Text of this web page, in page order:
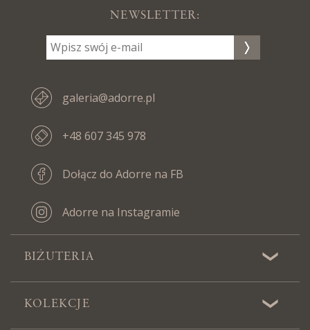
NEWSLETTER:
galeria@adorre.pl
+48 607 345 978
Dołącz do Adorre na FB
Adorre na Instagramie
BIŻUTERIA
KOLEKCJE